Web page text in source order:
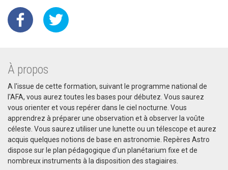
À propos
A l'issue de cette formation, suivant le programme national de
l'AFA, vous aurez toutes les bases pour débutez. Vous saurez
vous orienter et vous repérer dans le ciel nocturne. Vous
apprendrez à préparer une observation et à observer la voûte
céleste. Vous saurez utiliser une lunette ou un télescope et aurez
acquis quelques notions de base en astronomie. Repères Astro
dispose sur le plan pédagogique d'un planétarium fixe et de
nombreux instruments à la disposition des stagiaires.